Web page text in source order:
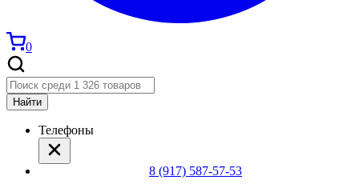
0
Найти
Телефоны
8 (917) 587-57-53